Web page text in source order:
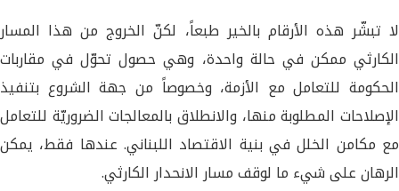
لا تبشّر هذه الأرقام بالخير طبعاً، لكنّ الخروج من هذا المسار
الكارثي ممكن في حالة واحدة، وهي حصول تحوّل في مقاربات
الحكومة للتعامل مع الأزمة، وخصوصاً من جهة الشروع بتنفيذ
الإصلاحات المطلوبة منها، والانطلاق بالمعالجات الضروريّة للتعامل
مع مكامن الخلل في بنية الاقتصاد اللبناني. عندها فقط، يمكن
الرهان على شيء ما لوقف مسار الانحدار الكارثي.